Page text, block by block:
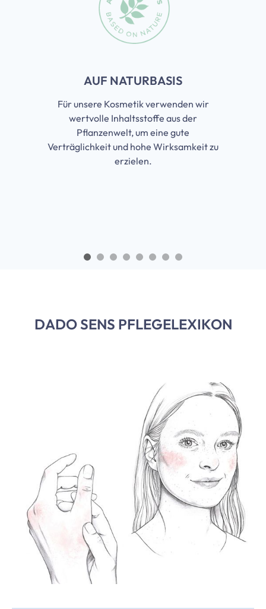
AUF NATURBASIS
Für unsere Kosmetik verwenden wir
wertvolle Inhaltsstoffe aus der
Pflanzenwelt, um eine gute
Verträglichkeit und hohe Wirksamkeit zu
erzielen.
DADO SENS PFLEGELEXIKON